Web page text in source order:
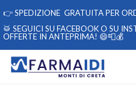
👉SPEDIZIONE GRATUITA PER
🥁 SEGUICI SU FACEBOOKO SU
OFFERTE IN ANTEPRIMA! 😄📮💰